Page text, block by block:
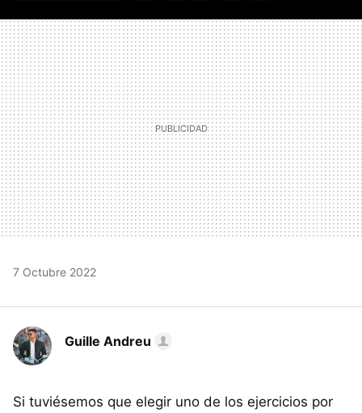
MAIL
7 Octubre 2022
Guille Andreu
Si tuviésemos que elegir uno de los ejercicios por